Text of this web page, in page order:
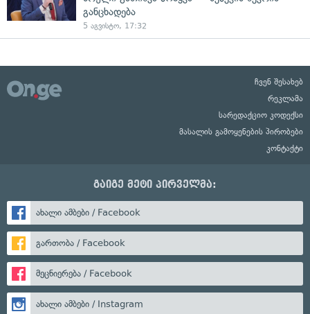
განცხადება
5 აგვისტო, 17:32
ჩვენ შესახებ
რეკლამა
სარედაქციო კოდექსი
მასალის გამოყენების პირობები
კონტაქტი
გაიგე მეტი პირველმა:
ახალი ამბები / Facebook
გართობა / Facebook
მეცნიერება / Facebook
ახალი ამბები / Instagram